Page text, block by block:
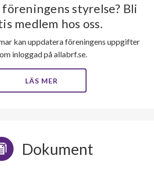
styrelse? Bli
medlem hos oss.
kan uppdatera föreningens uppgifter
inloggad på allabrf.se.
LÄS MER
Dokument